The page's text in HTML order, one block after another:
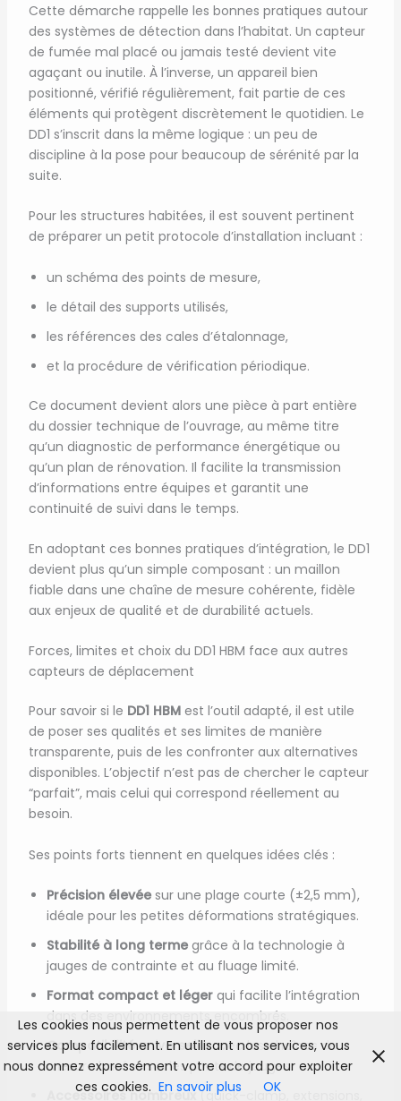
Cette démarche rappelle les bonnes pratiques autour
des systèmes de détection dans l’habitat. Un capteur
de fumée mal placé ou jamais testé devient vite
agaçant ou inutile. À l’inverse, un appareil bien
positionné, vérifié régulièrement, fait partie de ces
éléments qui protègent discrètement le quotidien. Le
DD1 s’inscrit dans la même logique : un peu de
discipline à la pose pour beaucoup de sérénité par la
suite.
Pour les structures habitées, il est souvent pertinent
de préparer un petit protocole d’installation incluant :
un schéma des points de mesure,
le détail des supports utilisés,
les références des cales d’étalonnage,
et la procédure de vérification périodique.
Ce document devient alors une pièce à part entière
du dossier technique de l’ouvrage, au même titre
qu’un diagnostic de performance énergétique ou
qu’un plan de rénovation. Il facilite la transmission
d’informations entre équipes et garantit une
continuité de suivi dans le temps.
En adoptant ces bonnes pratiques d’intégration, le DD1
devient plus qu’un simple composant : un maillon
fiable dans une chaîne de mesure cohérente, fidèle
aux enjeux de qualité et de durabilité actuels.
Forces, limites et choix du DD1 HBM face aux autres
capteurs de déplacement
Pour savoir si le DD1 HBMest l’outil adapté, il est utile
de poser ses qualités et ses limites de manière
transparente, puis de les confronter aux alternatives
disponibles. L’objectif n’est pas de chercher le capteur
“parfait”, mais celui qui correspond réellement au
besoin.
Ses points forts tiennent en quelques idées clés :
Précision élevéesur une plage courte (±2,5 mm),
idéale pour les petites déformations stratégiques.
Stabilité à long termegrâce à la technologie à
jauges de contrainte et au fluage limité.
Format compact et légerqui facilite l’intégration
dans des environnements encombrés.
Compatibilité universelleavec les chaînes de
mesure basées sur les ponts de jauges.
Accessoires nombreux(quick-clamp, extensions,
Les cookies nous permettent de vous proposer nos
services plus facilement. En utilisant nos services, vous
nous donnez expressément votre accord pour exploiter
ces cookies. En savoir plus OK